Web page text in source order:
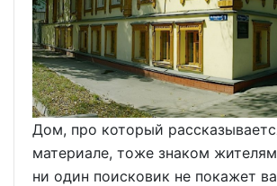
Дом, про который
материале, тоже знаком
ни один поисковик не покажет